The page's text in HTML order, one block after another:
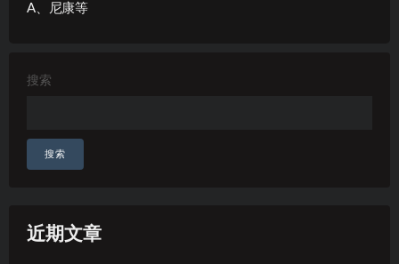
A、尼康等
搜索
搜索
近期文章